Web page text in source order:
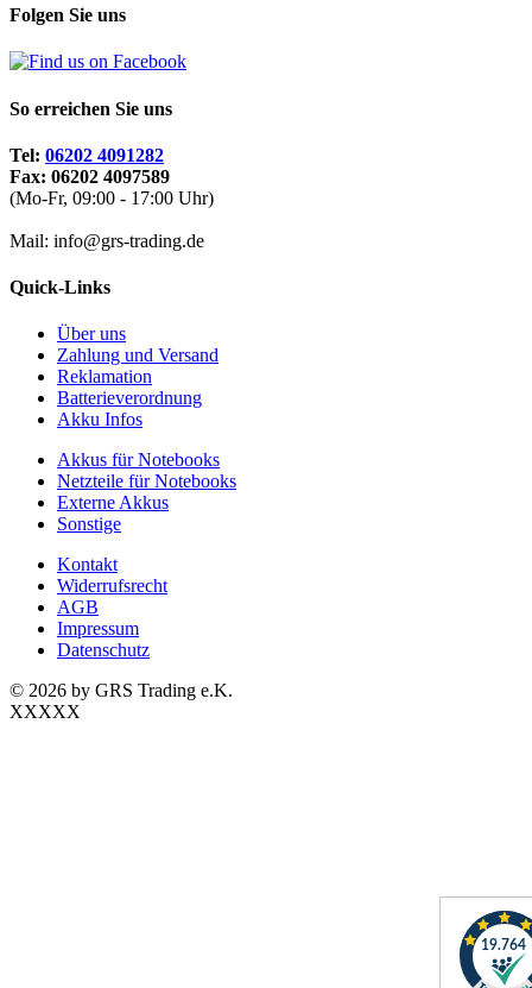
Folgen Sie uns
So erreichen Sie uns
Tel: 06202 4091282
Fax: 06202 4097589
(Mo-Fr, 09:00 - 17:00 Uhr)
Mail: info@grs-trading.de
Quick-Links
Über uns
Zahlung und Versand
Reklamation
Batterieverordnung
Akku Infos
Akkus für Notebooks
Netzteile für Notebooks
Externe Akkus
Sonstige
Kontakt
Widerrufsrecht
AGB
Impressum
Datenschutz
© 2026 by GRS Trading e.K.
XXXXX